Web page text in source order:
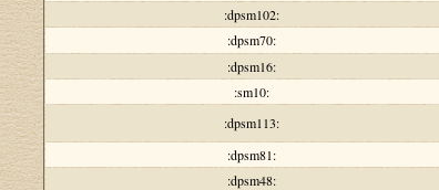
:dpsm102:
:dpsm70:
:dpsm16:
:sm10:
:dpsm113:
:dpsm81:
:dpsm48: